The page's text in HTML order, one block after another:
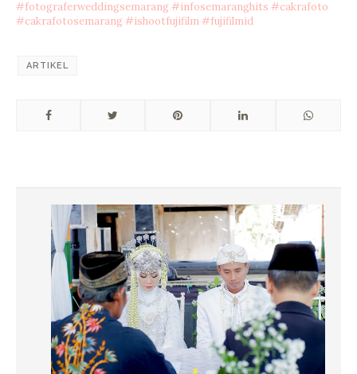
#fotograferweddingsemarang#infosemaranghits #cakrafoto
#cakrafotosemarang#ishootfujifilm#fujifilmid
ARTIKEL